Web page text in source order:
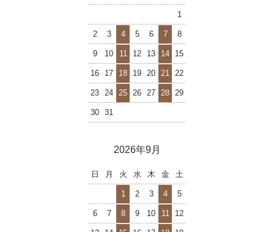
1
2 3 4 5 6 7 8
9 10 11 12 13 14 15
16 17 18 19 20 21 22
23 24 25 26 27 28 29
30 31
2026年9月
日 月 火 水 木 金 土
1 2 3 4 5
6 7 8 9 10 11 12